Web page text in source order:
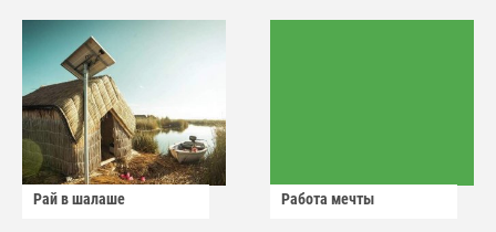
Рай в шалаше Работа мечты